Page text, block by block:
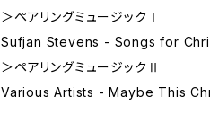
＞ペアリングミュージックⅠ
Sufjan Stevens - Songs for
＞ペアリングミュージックⅡ
Various Artists - Maybe This